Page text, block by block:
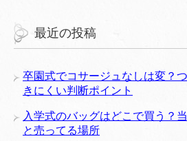
最近の投稿
卒園式でコサージュなしは変？
きにくい判断ポイント
入学式のバッグはどこで買う？
と売ってる場所